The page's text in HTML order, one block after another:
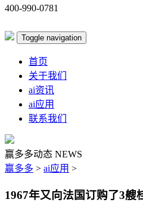
400-990-0781
Toggle navigation
首页
关于我们
ai资讯
ai应用
联系我们
赢多多动态 NEWS
赢多多 > ai应用 >
1967年又向法国订购了3艘